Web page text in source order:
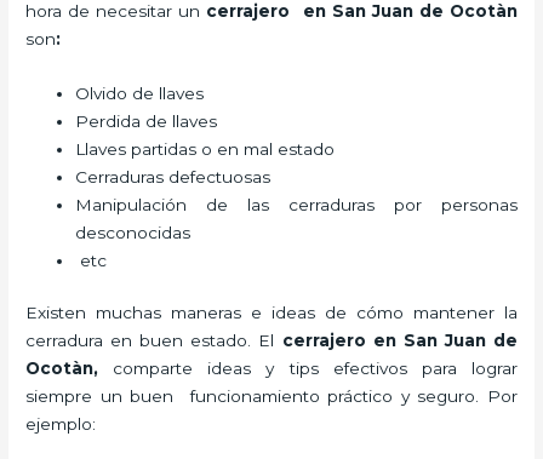
hora de necesitar un cerrajero en San Juan de Ocotàn
son:
Olvido de llaves
Perdida de llaves
Llaves partidas o en mal estado
Cerraduras defectuosas
Manipulación de las cerraduras por personas
desconocidas
etc
Existen muchas maneras e ideas de cómo mantener la
cerradura en buen estado. El cerrajero en San Juan de
Ocotàn, comparte ideas y tips efectivos para lograr
siempre un buen funcionamiento práctico y seguro. Por
ejemplo: